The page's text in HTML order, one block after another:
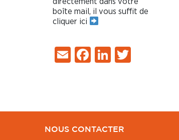
boîte mail, il vous suffit de
cliquer ici
EmailFacebook
LinkedIn
NOUS CONTACTER